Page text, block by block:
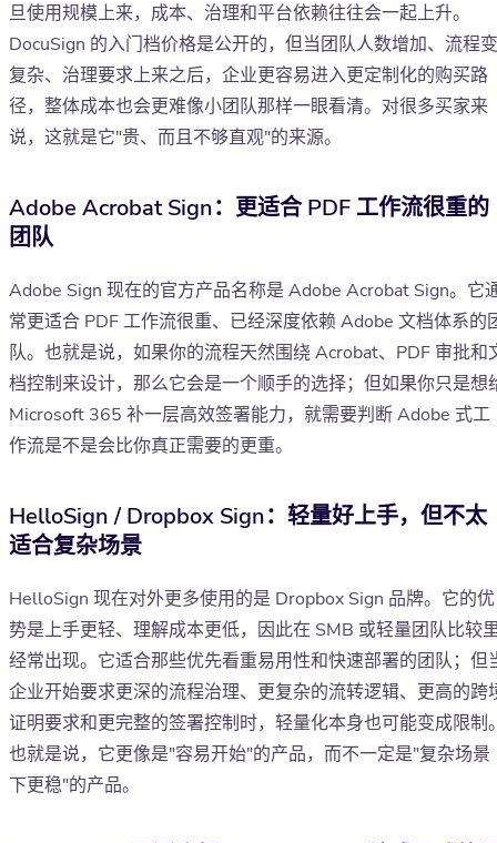
旦使用规模上来，成本、治理和平台依赖往往会一起上升。
DocuSign 的入门档价格是公开的，但当团队人数增加、流程变
复杂、治理要求上来之后，企业更容易进入更定制化的购买路
径，整体成本也会更难像小团队那样一眼看清。对很多买家来
说，这就是它"贵、而且不够直观"的来源。
Adobe Acrobat Sign：更适合 PDF 工作流很重的
团队
Adobe Sign 现在的官方产品名称是 Adobe Acrobat Sign。它
常更适合 PDF 工作流很重、已经深度依赖 Adobe 文档体系的
队。也就是说，如果你的流程天然围绕 Acrobat、PDF 审批和
档控制来设计，那么它会是一个顺手的选择；但如果你只是想
Microsoft 365 补一层高效签署能力，就需要判断 Adobe 式工
作流是不是会比你真正需要的更重。
HelloSign / Dropbox Sign：轻量好上手，但不太
适合复杂场景
HelloSign 现在对外更多使用的是 Dropbox Sign 品牌。它的优
势是上手更轻、理解成本更低，因此在 SMB 或轻量团队比较
经常出现。它适合那些优先看重易用性和快速部署的团队；但
企业开始要求更深的流程治理、更复杂的流转逻辑、更高的跨
证明要求和更完整的签署控制时，轻量化本身也可能变成限制
也就是说，它更像是"容易开始"的产品，而不一定是"复杂场景
下更稳"的产品。